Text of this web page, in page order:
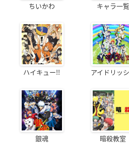
ちいかわ キャラ一覧
ハイキュー!! アイドリッ
銀魂 暗殺教室